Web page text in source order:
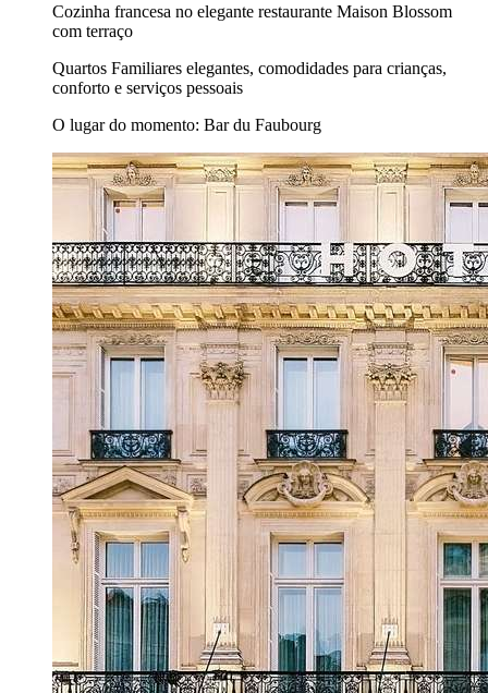
Cozinha francesa no elegante restaurante Maison Blossom
com terraço
Quartos Familiares elegantes, comodidades para crianças,
conforto e serviços pessoais
O lugar do momento: Bar du Faubourg